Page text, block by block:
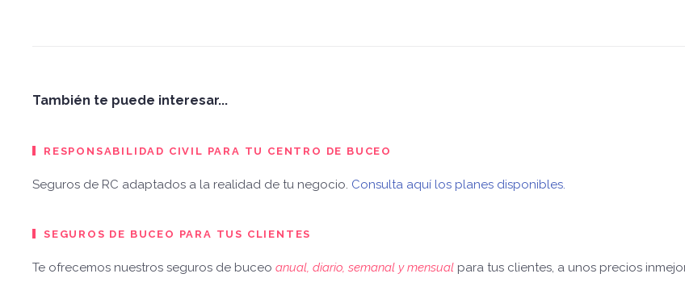
También te puede interesar...
RESPONSABILIDAD CIVIL PARA TU CENTRO DE BUCEO
Seguros de RC adaptados a la realidad de tu negocio. Consulta aquí los planes disponibles.
SEGUROS DE BUCEO PARA TUS CLIENTES
Te ofrecemos nuestros seguros de buceo anual, diario, semanal y mensual para tus clientes, a unos precios